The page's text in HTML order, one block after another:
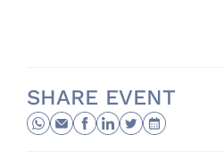
SHARE EVENT